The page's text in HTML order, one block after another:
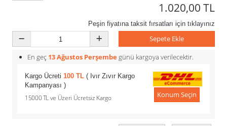
1.020,00 TL
Peşin fiyatına taksit fırsatları için tıklayınız
Sepete Ekle
En geç 13 Ağustos Perşembegünü kargoya verilecektir.
Kargo Ücreti 100 TL ( Ivır Zıvır Kargo
Kampanyası )
15000 TL ve Üzeri Ücretsiz Kargo Konum Seçin